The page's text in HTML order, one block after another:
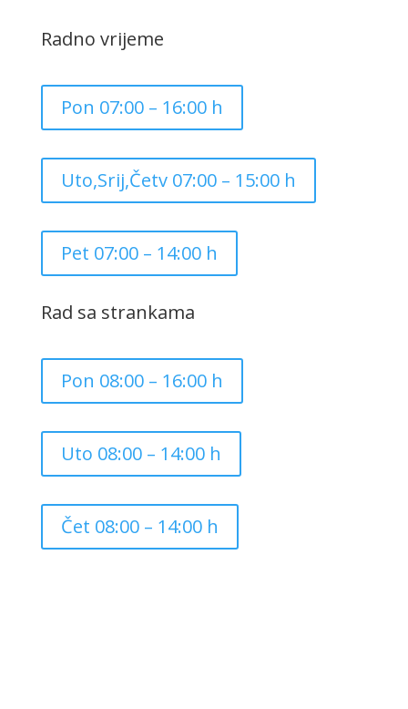
Radno vrijeme
Pon 07:00 – 16:00 h
Uto,Srij,Četv 07:00 – 15:00 h
Pet 07:00 – 14:00 h
Rad sa strankama
Pon 08:00 – 16:00 h
Uto 08:00 – 14:00 h
Čet 08:00 – 14:00 h